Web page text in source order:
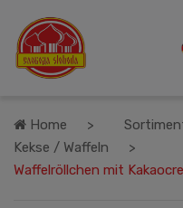
Home
Kekse / Waffeln
Waffelröllchen mit